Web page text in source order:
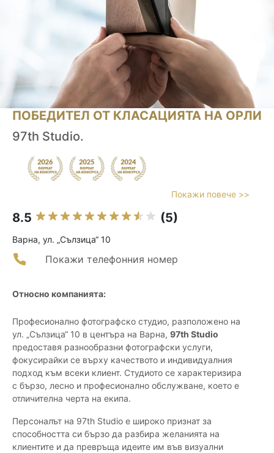
ПОБЕДИТЕЛ ОТ КЛАСАЦИЯТА НА ОРЛИ
97th Studio.
Покажи повече >>
8.5 (5)
Варна, ул. „Сълзица“ 10
Покажи телефонния номер
Относно компанията:
Професионално фотографско студио, разположено на
ул. „Сълзица“ 10 в центъра на Варна, 97th Studio
предоставя разнообразни фотографски услуги,
фокусирайки се върху качеството и индивидуалния
подход към всеки клиент. Студиото се характеризира
с бързо, лесно и професионално обслужване, което е
отличителна черта на екипа.
Персоналът на 97th Studio е широко признат за
способността си бързо да разбира желанията на
клиентите и да превръща идеите им във визуални